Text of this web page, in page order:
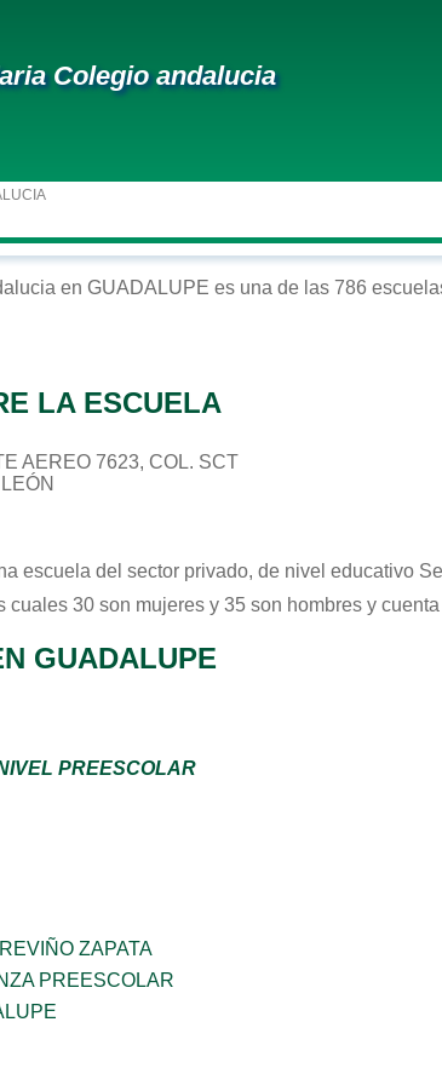
Colegio andalucia
en GUADALUPE es una de las 786
LA ESCUELA
AEREO 7623, COL. SCT
escuela del sector privado, de nivel educativo
cuales 30 son mujeres y 35 son hombres y
GUADALUPE
PREESCOLAR
ZAPATA
PREESCOLAR